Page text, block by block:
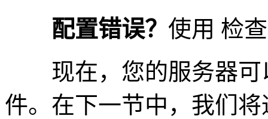
配置错误？ 使用 检
现在，您的服务器可
件。在下一节中，我们